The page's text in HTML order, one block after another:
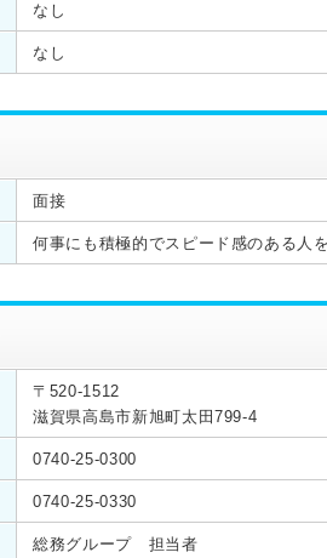
なし
なし
面接
何事にも積極的でスピード感のある人
〒520-1512
滋賀県高島市新旭町太田799-4
0740-25-0300
0740-25-0330
総務グループ 担当者